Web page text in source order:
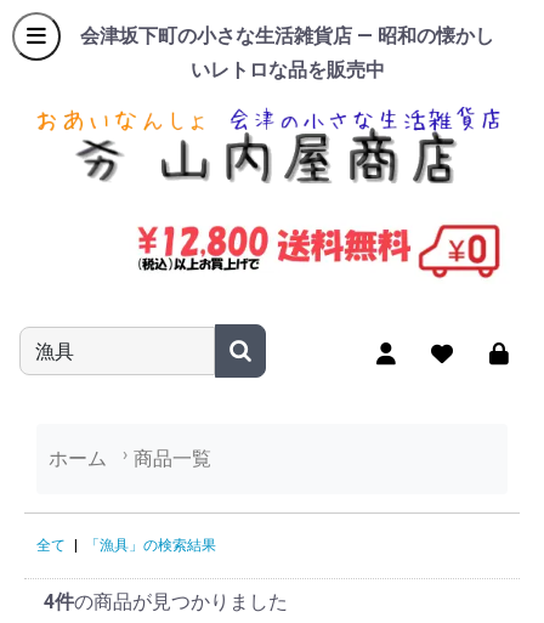
会津坂下町の小さな生活雑貨店 — 昭和の懐かし
いレトロな品を販売中
商品名やキーワードを入力
ホーム 商品一覧
「漁具」の検索結果
全て 「漁具」の検索結果
4件の商品が見つかりました